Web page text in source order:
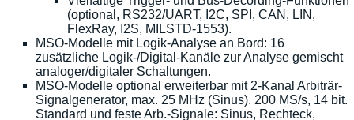
(optional, RS232/UART, I2C, SPI, CAN, LIN,
FlexRay, I2S, MILSTD-1553).
MSO-Modelle mit Logik-Analyse an Bord: 16
zusätzliche Logik-/Digital-Kanäle zur Analyse gemischt
analoger/digitaler Schaltungen.
MSO-Modelle optional erweiterbar mit 2-Kanal Arbiträr-
Signalgenerator, max. 25 MHz (Sinus). 200 MS/s, 14 bit.
Standard und feste Arb.-Signale: Sinus, Rechteck,